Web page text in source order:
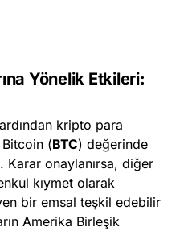
Yönelik Etkileri:
kripto para
Bitcoin (BTC) değerinde
Karar onaylanırsa, diğer
kıymet olarak
bir emsal teşkil edebilir
Amerika Birleşik